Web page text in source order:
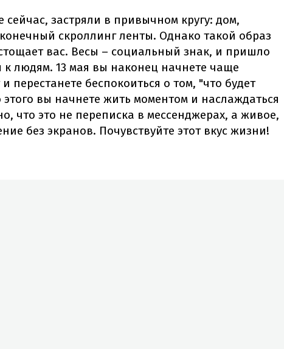
сейчас, застряли в привычном кругу: дом,
скроллинг ленты. Однако такой образ
вас. Весы – социальный знак, и пришло
к людям. 13 мая вы наконец начнете чаще
перестанете беспокоиться о том, "что будет
вы начнете жить моментом и наслаждаться
что это не переписка в мессенджерах, а живое,
без экранов. Почувствуйте этот вкус жизни!